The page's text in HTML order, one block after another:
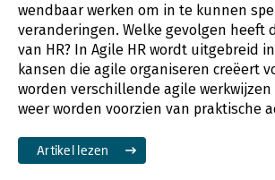
wendbaar werken om in te kunnen
veranderingen. Welke gevolgen heeft
van HR? In Agile HR wordt uitgebreid
kansen die agile organiseren creëert
worden verschillende agile
weer worden voorzien van praktische
Artikel lezen